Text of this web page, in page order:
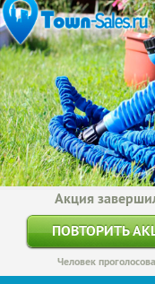
Акция
ПОВТОРИТЬ
Человек